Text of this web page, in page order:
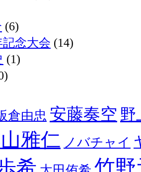
(6)
念大会 (14)
(1)
倉由忠 安藤奏空 野
雅仁 ノバチャイ